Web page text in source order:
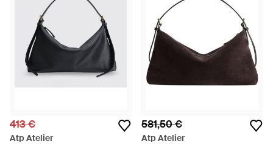
413 €
Atp Atelier
581,50 €
Atp Atelier